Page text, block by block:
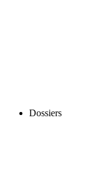
Dossiers